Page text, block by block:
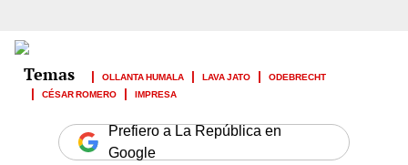
OLLANTA HUMALA LAVA JATO
ODEBRECHT
CÉSAR ROMERO
IMPRESA
Prefiero a La República en
Google